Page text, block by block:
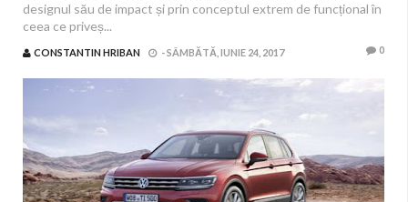
designul său de impact și prin conceptul extrem de funcțional în
ceea ce priveș...
CONSTANTIN HRIBAN -SÂMBĂTĂ, IUNIE 24, 2017 0